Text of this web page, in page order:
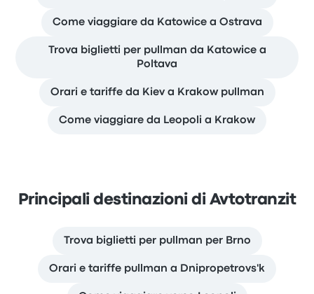
Come viaggiare da Katowice a Ostrava
Trova biglietti per pullman da Katowice a
Poltava
Orari e tariffe da Kiev a Krakow pullman
Come viaggiare da Leopoli a Krakow
Principali destinazioni di Avtotranzit
Trova biglietti per pullman per Brno
Orari e tariffe pullman a Dnipropetrovs'k